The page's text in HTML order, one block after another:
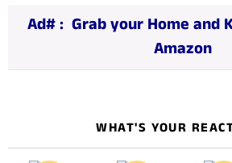
Ad# : Grab your Home and
Amazon
WHAT'S YOUR